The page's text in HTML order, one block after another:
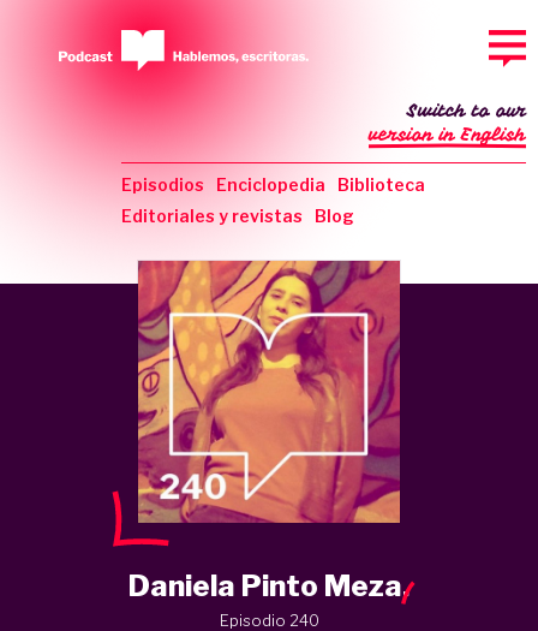
Episodios Enciclopedia
Biblioteca
Editoriales y revistas
Blog
Switch to our
version in English
Daniela Pinto Meza.
Episodio 240